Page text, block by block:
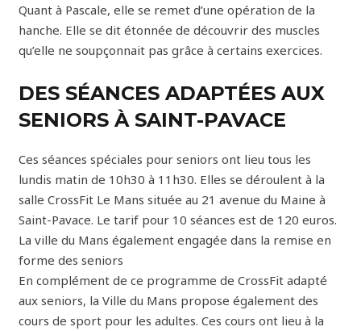
Quant à Pascale, elle se remet d’une opération de la
hanche. Elle se dit étonnée de découvrir des muscles
qu’elle ne soupçonnait pas grâce à certains exercices.
DES SÉANCES ADAPTÉES AUX
SENIORS À SAINT-PAVACE
Ces séances spéciales pour seniors ont lieu tous les
lundis matin de 10h30 à 11h30. Elles se déroulent à la
salle CrossFit Le Mans située au 21 avenue du Maine à
Saint-Pavace. Le tarif pour 10 séances est de 120 euros.
La ville du Mans également engagée dans la remise en
forme des seniors
En complément de ce programme de CrossFit adapté
aux seniors, la Ville du Mans propose également des
cours de sport pour les adultes. Ces cours ont lieu à la